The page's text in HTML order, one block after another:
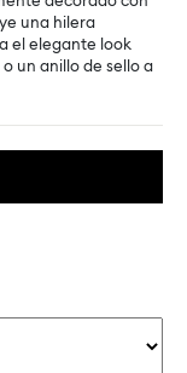
una hilera
el elegante look
un anillo de sello a